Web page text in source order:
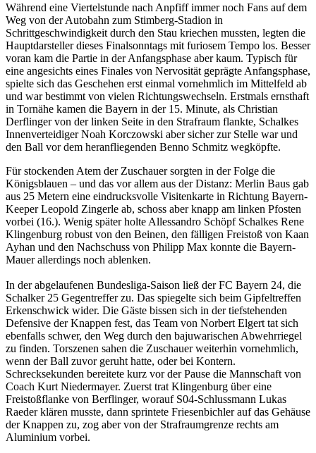
Während eine Viertelstunde nach Anpfiff immer noch Fans auf dem
Weg von der Autobahn zum Stimberg-Stadion in
Schrittgeschwindigkeit durch den Stau kriechen mussten, legten die
Hauptdarsteller dieses Finalsonntags mit furiosem Tempo los. Besser
voran kam die Partie in der Anfangsphase aber kaum. Typisch für
eine angesichts eines Finales von Nervosität geprägte Anfangsphase,
spielte sich das Geschehen erst einmal vornehmlich im Mittelfeld ab
und war bestimmt von vielen Richtungswechseln. Erstmals ernsthaft
in Tornähe kamen die Bayern in der 15. Minute, als Christian
Derflinger von der linken Seite in den Strafraum flankte, Schalkes
Innenverteidiger Noah Korczowski aber sicher zur Stelle war und
den Ball vor dem heranfliegenden Benno Schmitz wegköpfte.
Für stockenden Atem der Zuschauer sorgten in der Folge die
Königsblauen – und das vor allem aus der Distanz: Merlin Baus gab
aus 25 Metern eine eindrucksvolle Visitenkarte in Richtung Bayern-
Keeper Leopold Zingerle ab, schoss aber knapp am linken Pfosten
vorbei (16.). Wenig später holte Allessandro Schöpf Schalkes Rene
Klingenburg robust von den Beinen, den fälligen Freistoß von Kaan
Ayhan und den Nachschuss von Philipp Max konnte die Bayern-
Mauer allerdings noch ablenken.
In der abgelaufenen Bundesliga-Saison ließ der FC Bayern 24, die
Schalker 25 Gegentreffer zu. Das spiegelte sich beim Gipfeltreffen
Erkenschwick wider. Die Gäste bissen sich in der tiefstehenden
Defensive der Knappen fest, das Team von Norbert Elgert tat sich
ebenfalls schwer, den Weg durch den bajuwarischen Abwehrriegel
zu finden. Torszenen sahen die Zuschauer weiterhin vornehmlich,
wenn der Ball zuvor geruht hatte, oder bei Kontern.
Schrecksekunden bereitete kurz vor der Pause die Mannschaft von
Coach Kurt Niedermayer. Zuerst trat Klingenburg über eine
Freistoßflanke von Berflinger, worauf S04-Schlussmann Lukas
Raeder klären musste, dann sprintete Friesenbichler auf das Gehäuse
der Knappen zu, zog aber von der Strafraumgrenze rechts am
Aluminium vorbei.